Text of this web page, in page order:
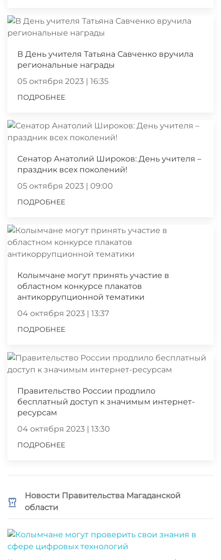
В День учителя Татьяна Савченко вручила
региональные награды
05 октября 2023 | 16:35
ПОДРОБНЕЕ
Сенатор Анатолий Широков: День учителя –
праздник всех поколений!
05 октября 2023 | 09:00
ПОДРОБНЕЕ
Колымчане могут принять участие в
областном конкурсе плакатов
антикоррупционной тематики
04 октября 2023 | 13:37
ПОДРОБНЕЕ
Правительство России продлило
бесплатный доступ к значимым интернет-
ресурсам
04 октября 2023 | 13:30
ПОДРОБНЕЕ
Новости Правительства Магаданской
области